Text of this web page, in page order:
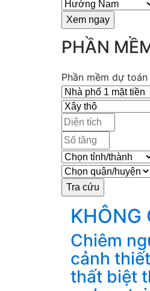
PHẦN
Phần mềm dự
KHÔNG
Chiêm
cảnh
thất biệt